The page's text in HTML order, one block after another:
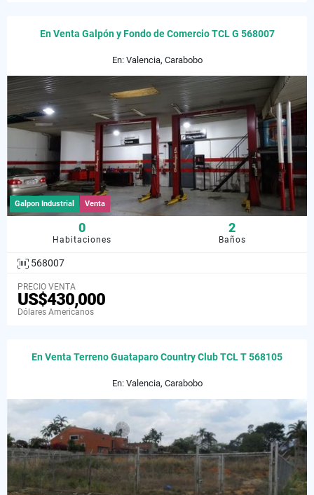
En Venta Galpón y Fondo de Comercio TCL G 568007
En: Valencia, Carabobo
Galpon Industrial Venta
0
Habitaciones
2
Baños
568007
PRECIO VENTA
US$430,000
Dólares Americanos
En Venta Terreno Guataparo Country Club TCL T 568105
En: Valencia, Carabobo